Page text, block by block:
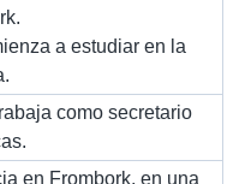
a estudiar en la
como secretario
en Frombork, en una